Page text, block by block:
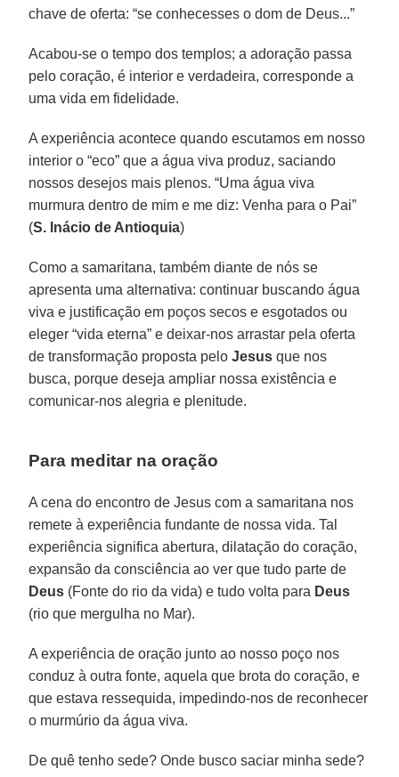
chave de oferta: “se conhecesses o dom de Deus...”
Acabou-se o tempo dos templos; a adoração passa
pelo coração, é interior e verdadeira, corresponde a
uma vida em fidelidade.
A experiência acontece quando escutamos em nosso
interior o “eco” que a água viva produz, saciando
nossos desejos mais plenos. “Uma água viva
murmura dentro de mim e me diz: Venha para o Pai”
(S. Inácio de Antioquia)
Como a samaritana, também diante de nós se
apresenta uma alternativa: continuar buscando água
viva e justificação em poços secos e esgotados ou
eleger “vida eterna” e deixar-nos arrastar pela oferta
de transformação proposta pelo Jesus que nos
busca, porque deseja ampliar nossa existência e
comunicar-nos alegria e plenitude.
Para meditar na oração
A cena do encontro de Jesus com a samaritana nos
remete à experiência fundante de nossa vida. Tal
experiência significa abertura, dilatação do coração,
expansão da consciência ao ver que tudo parte de
Deus (Fonte do rio da vida) e tudo volta para Deus
(rio que mergulha no Mar).
A experiência de oração junto ao nosso poço nos
conduz à outra fonte, aquela que brota do coração, e
que estava ressequida, impedindo-nos de reconhecer
o murmúrio da água viva.
De quê tenho sede? Onde busco saciar minha sede?